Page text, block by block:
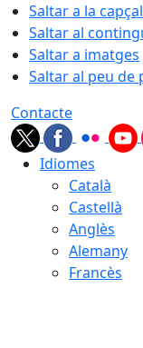
Saltar a la
Saltar al
Saltar a imatges
Saltar al peu de
Contacte
Idiomes
Català
Castellà
Anglès
Alemany
Francès